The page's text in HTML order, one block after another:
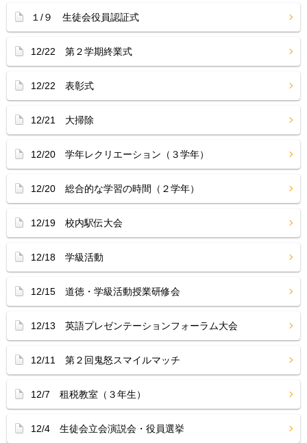
１/９ 生徒会役員認証式
12/22 第２学期終業式
12/22 表彰式
12/21 大掃除
12/20 学年レクリエーション（３学年）
12/20 総合的な学習の時間（２学年）
12/19 校内駅伝大会
12/18 学級活動
12/15 道徳・学級活動授業研修会
12/13 英語プレゼンテーションフォーラム大会
12/11 第２回鬼怒スマイルマッチ
12/7 租税教室（３年生）
12/4 生徒会立会演説会・役員選挙